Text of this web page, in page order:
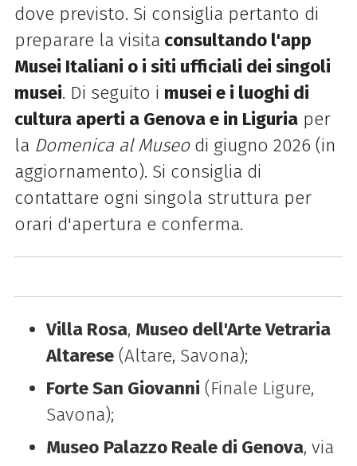
dove previsto. Si consiglia pertanto di
preparare la visita consultando l'app
Musei Italiani o i siti ufficiali dei singoli
musei. Di seguito i musei e i luoghi di
cultura aperti a Genova e in Liguriaper
la Domenica al Museodi giugno 2026 (in
aggiornamento). Si consiglia di
contattare ogni singola struttura per
orari d'apertura e conferma.
Villa Rosa, Museo dell'Arte Vetraria
Altarese(Altare, Savona);
Forte San Giovanni (Finale Ligure,
Savona);
Museo Palazzo Reale di Genova, via